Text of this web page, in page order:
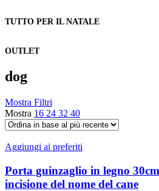
TUTTO PER IL NATALE
OUTLET
dog
Mostra Filtri
Mostra 16 24 32 40
Aggiungi ai preferiti
Porta guinzaglio in legno
incisione del nome del cane